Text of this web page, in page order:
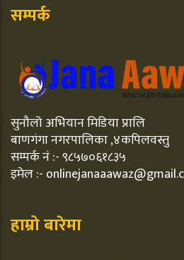
सम्पर्क
सुनौलो अभियान मिडिया प्रालि
बाणगंगा नगरपालिका ,४कपिलवस्तु
सम्पर्क नं :- ९८५७०६१८३५
इमेल :-
हाम्रो बारेमा